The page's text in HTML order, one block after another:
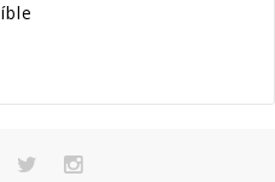
Indisponible